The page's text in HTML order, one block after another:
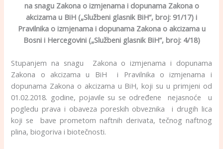
na snagu Zakona o izmjenama i dopunama Zakona o
akcizama u BiH („Službeni glasnik BiH“, broj: 91/17) i
Pravilnika o izmjenama i dopunama Zakona o akcizama u
Bosni i Hercegovini („Službeni glasnik BiH“, broj: 4/18)
Stupanjem na snagu Zakona o izmjenama i dopunama
Zakona o akcizama u BiH i Pravilnika o izmjenama i
dopunama Zakona o akcizama u BiH, koji su u primjeni od
01.02.2018. godine, pojavile su se određene nejasnoće u
pogledu prava i obaveza poreskih obveznika i drugih lica
koji se bave prometom naftnih derivata, tečnog naftnog
plina, biogoriva i biotečnosti.